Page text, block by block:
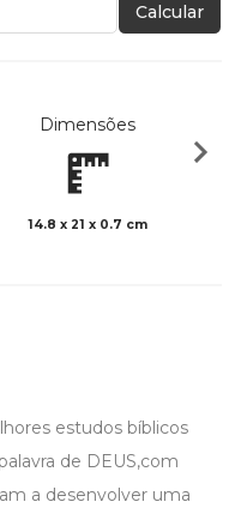
Calcular
Dimensões
14.8 x 21 x 0.7 cm
estudos bíblicos
de DEUS,com
a desenvolver uma